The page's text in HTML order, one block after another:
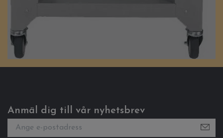
Anmäl dig till vår nyhetsbrev